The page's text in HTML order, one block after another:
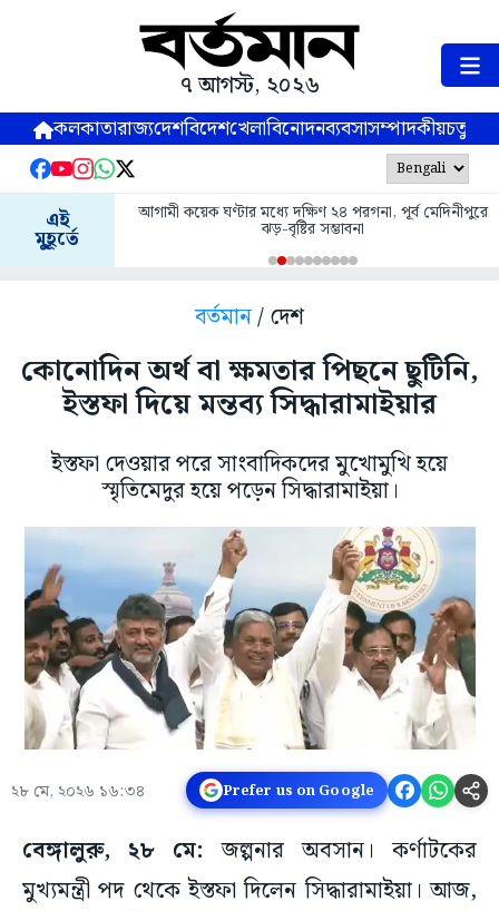
৭ আগস্ট, ২০২৬
কলকাতারাজ্যদেশবিদেশখেলাবিনোদনব্যবসাসম্পাদকীয়
এই
মুহূর্তে
আগামী কয়েক ঘণ্টার মধ্যে দক্ষিণ ২৪ পরগনা, পূর্ব মেদিনীপুরে
ঝড়-বৃষ্টির সম্ভাবনা
বর্তমান/ দেশ
কোনোদিন অর্থ বা ক্ষমতার পিছনে ছুটিনি,
ইস্তফা দিয়ে মন্তব্য সিদ্ধারামাইয়ার
ইস্তফা দেওয়ার পরে সাংবাদিকদের মুখোমুখি হয়ে
স্মৃতিমেদুর হয়ে পড়েন সিদ্ধারামাইয়া।
২৮ মে, ২০২৬ ১৬:৩৪ Prefer us on Google
বেঙ্গালুরু, ২৮ মে: জল্পনার অবসান। কর্ণাটকের
মুখ্যমন্ত্রী পদ থেকে ইস্তফা দিলেন সিদ্ধারামাইয়া। আজ,